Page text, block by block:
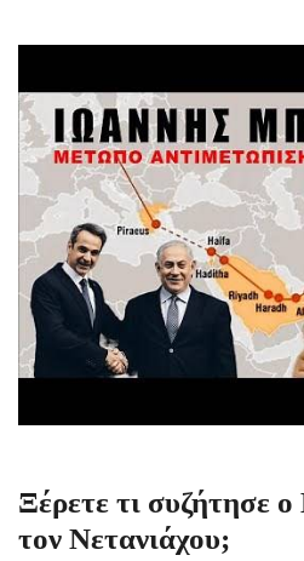
Ξέρετε τι συζήτησε
τον Νετανιάχου;